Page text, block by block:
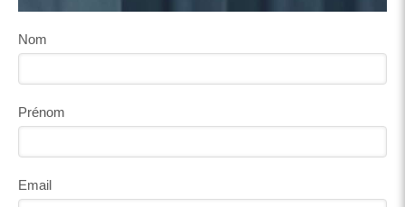
Nom
Prénom
Email